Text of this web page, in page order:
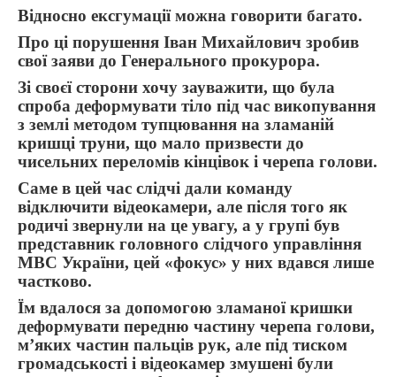
Відносно ексгумації можна говорити багато.
Про ці порушення Іван Михайлович зробив
свої заяви до Генерального прокурора.
Зі своєї сторони хочу зауважити, що була
спроба деформувати тіло під час викопування
з землі методом тупцювання на зламаній
кришці труни, що мало призвести до
чисельних переломів кінцівок і черепа голови.
Саме в цей час слідчі дали команду
відключити відеокамери, але після того як
родичі звернули на це увагу, а у групі був
представник головного слідчого управління
МВС України, цей «фокус» у них вдався лише
частково.
Їм вдалося за допомогою зламаної кришки
деформувати передню частину черепа голови,
м’яких частин пальців рук, але під тиском
громадськості і відеокамер змушені були